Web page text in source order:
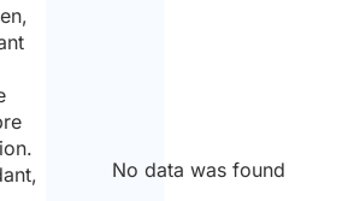
No data was found